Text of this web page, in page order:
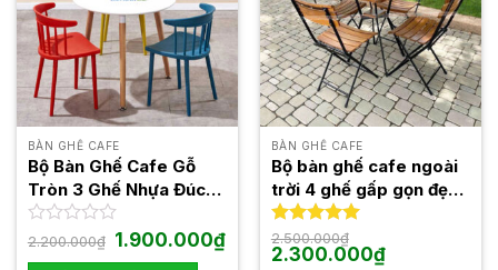
BÀN GHẾ CAFE
Bộ Bàn Ghế Cafe Gỗ
Tròn 3 Ghế Nhựa Đúc
BBCF63
Được
2.200.000₫ Giá
gốc
là:
1.900.000₫Giá
hiện
BÀN GHẾ CAFE
Bộ bàn ghế cafe ngoài
trời 4 ghế gấp gọn đẹp
BBCF24
Được xếp
hạng5.00
2.500.000₫
Giá
gốc
2.300.000₫Giá
hiện